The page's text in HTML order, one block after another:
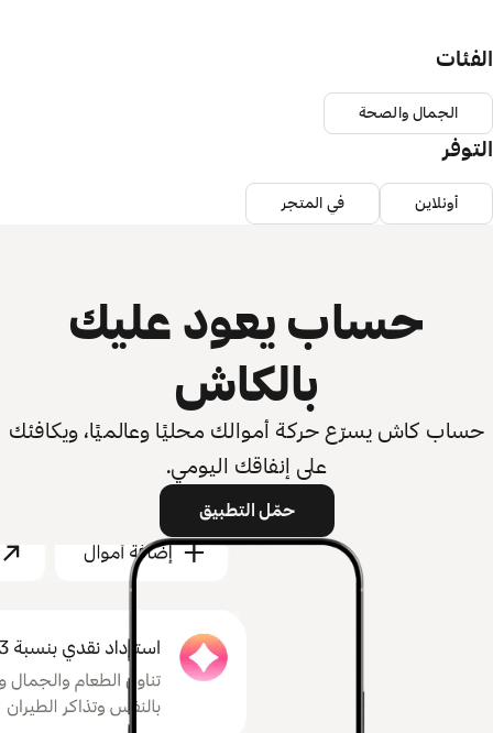
الفئات
الجمال والصحة
التوفر
أونلاين في المتجر
حساب يعود عليك
بالكاش
حساب كاش يسرّع حركة أموالك محليًا وعالميًا، ويكافئك
على إنفاقك اليومي.
حمّل التطبيق